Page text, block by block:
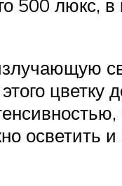
500 люкс, в
цветку
осветить